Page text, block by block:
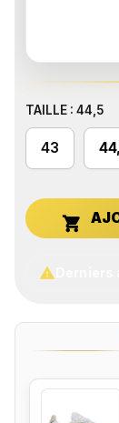
TAILLE : 44,5
43

